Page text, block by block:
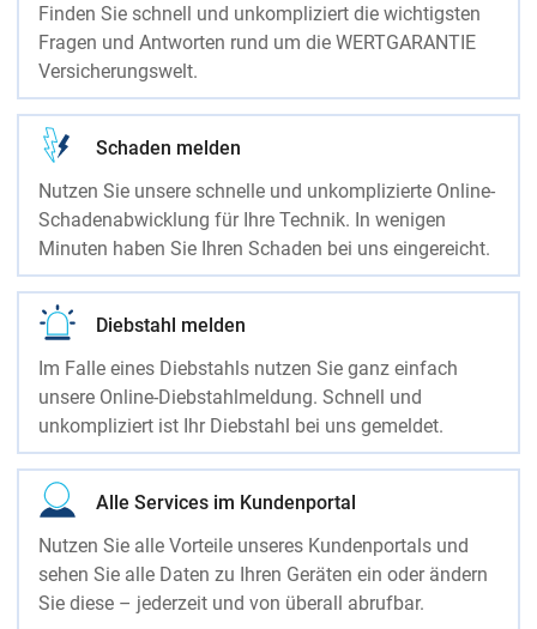
Finden Sie schnell und unkompliziert die wichtigsten
Fragen und Antworten rund um die WERTGARANTIE
Versicherungswelt.
Schaden melden
Nutzen Sie unsere schnelle und unkomplizierte Online-
Schadenabwicklung für Ihre Technik. In wenigen
Minuten haben Sie Ihren Schaden bei uns eingereicht.
Diebstahl melden
Im Falle eines Diebstahls nutzen Sie ganz einfach
unsere Online-Diebstahlmeldung. Schnell und
unkompliziert ist Ihr Diebstahl bei uns gemeldet.
Alle Services im Kundenportal
Nutzen Sie alle Vorteile unseres Kundenportals und
sehen Sie alle Daten zu Ihren Geräten ein oder ändern
Sie diese – jederzeit und von überall abrufbar.